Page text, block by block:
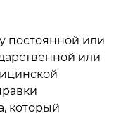
постоянной или
или
который